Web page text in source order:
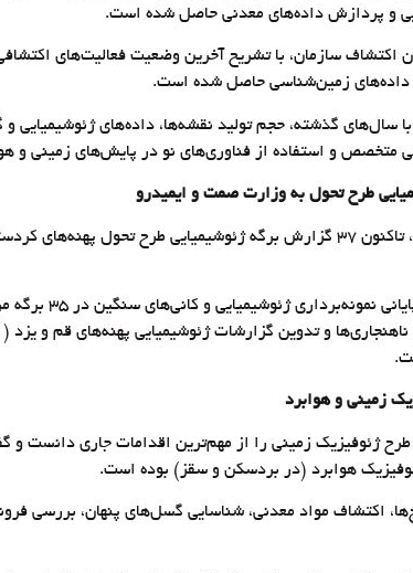
و پردازش داده‌های معدنی حاصل شده است.
اکتشاف سازمان، با تشریح آخرین وضعیت فعالیت‌های
زمین‌شناسی حاصل شده است.
سال‌های گذشته، حجم تولید نقشه‌ها، داده‌های
متخصص و استفاده از فناوری‌های نو در پایش‌های زمینی و
طرح تحول به وزارت صمت و ایمیدرو
زمینی و هوابرد
هوابرد (در بردسکن و سقز) بوده است.